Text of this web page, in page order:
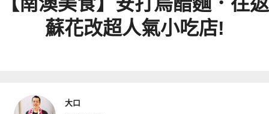
蘇花改超人氣小吃店!
大口